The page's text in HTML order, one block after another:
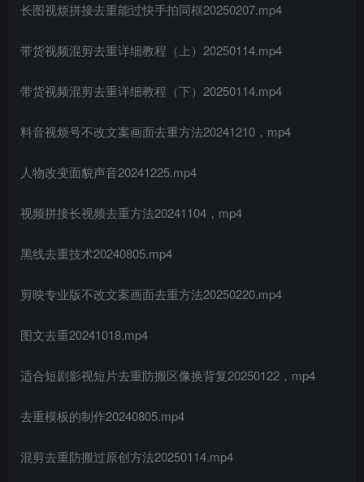
长图视烦拼接去重能过快手拍同框20250207.mp4
带货视频混剪去重详细教程（上）20250114.mp4
带货视频混剪去重详细教程（下）20250114.mp4
料音视烦号不改文案画面去重方法20241210，mp4
人物改变面貌声音20241225.mp4
视频拼接长视频去重方法20241104，mp4
黑线去重技术20240805.mp4
剪映专业版不改文案画面去重方法20250220.mp4
图文去重20241018.mp4
适合短剧影视短片去重防搬区像换背复20250122，mp4
去重模板的制作20240805.mp4
混剪去重防搬过原创方法20250114.mp4